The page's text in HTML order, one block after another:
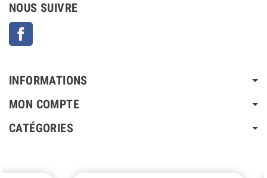
NOUS SUIVRE
INFORMATIONS
MON COMPTE
CATÉGORIES